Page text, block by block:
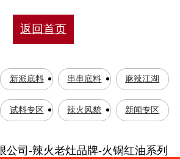
返回首页
新派底料 串串底料 麻辣江湖
试料专区 辣火风貌 新闻专区
公司-辣火老灶品牌-火锅红油系列